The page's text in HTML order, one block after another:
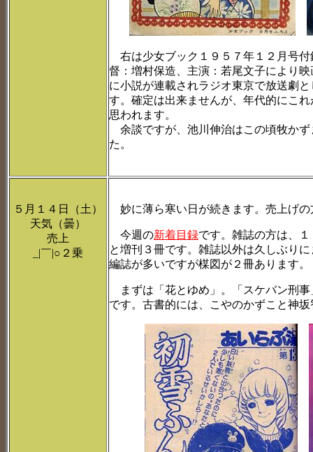
右は少女ブック１９５７年１２月号
督：増村保造、主演：若尾文子により
に小説が連載されラジオ東京で放送劇
す。確定は出来ませんが、年代的にこ
思われます。
余談ですが、池川伸治はこの頃牧か
た。
５月１４日（土）
天気（曇）
売上
_|￣|○２乗
妙に薄ら寒い日が続きます。売上げ
今週の新着目録です。雑誌の方は、
と増刊３冊です。雑誌以外は久しぶり
編誌が多いですが楳図が２冊あります。
まずは「花とゆめ」。「スケバン刑
です。古書的には、こやのかずこと神